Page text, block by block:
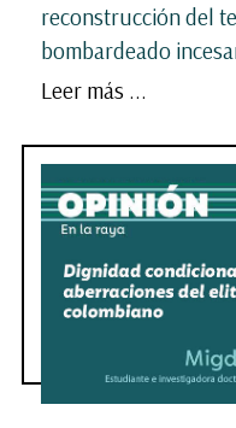
reconstrucción del
bombardeado
Leer más ...